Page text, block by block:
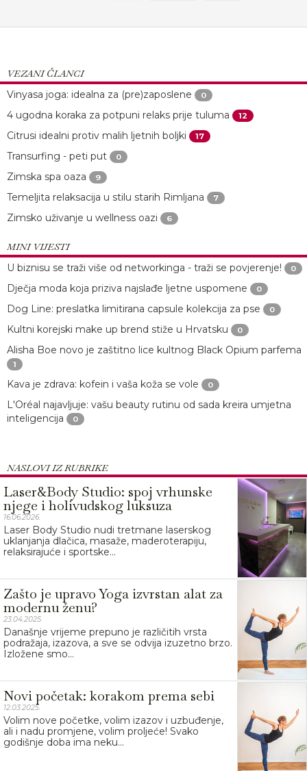
VEZANI ČLANCI
Vinyasa joga: idealna za (pre)zaposlene
0
4 ugodna koraka za potpuni relaks prije tuluma 12
Citrusi idealni protiv malih ljetnih boljki 17
Transurfing - peti put 0
Zimska spa oaza 9
Temeljita relaksacija u stilu starih Rimljana 7
Zimsko uživanje u wellness oazi 6
MINI VIJESTI
U biznisu se traži više od networkinga - traži se povjerenje!
0
Dječja moda koja priziva najslađe ljetne uspomene 0
Dog Line: preslatka limitirana capsule kolekcija za pse 0
Kultni korejski make up brend stiže u Hrvatsku 0
Alisha Boe novo je zaštitno lice kultnog Black Opium parfema
1
Kava je zdrava: kofein i vaša koža se vole 0
L'Oréal najavljuje: vašu beauty rutinu od sada kreira umjetna
inteligencija
0
NASLOVI IZ RUBRIKE
Laser&Body Studio: spoj vrhunske
njege i holivudskog luksuza
16.06.2026.
Laser Body Studio nudi tretmane laserskog
uklanjanja dlačica, masaže, maderoterapiju,
relaksirajuće i sportske...
Zašto je upravo Yoga izvrstan alat za
modernu ženu?
23.04.2025.
Današnje vrijeme prepuno je različitih vrsta
podražaja, izazova, a sve se odvija izuzetno brzo.
Izložene smo...
Novi početak: korakom prema sebi
12.03.2025.
Volim nove početke, volim izazov i uzbuđenje,
ali i nadu promjene, volim proljeće! Svako
godišnje doba ima neku...